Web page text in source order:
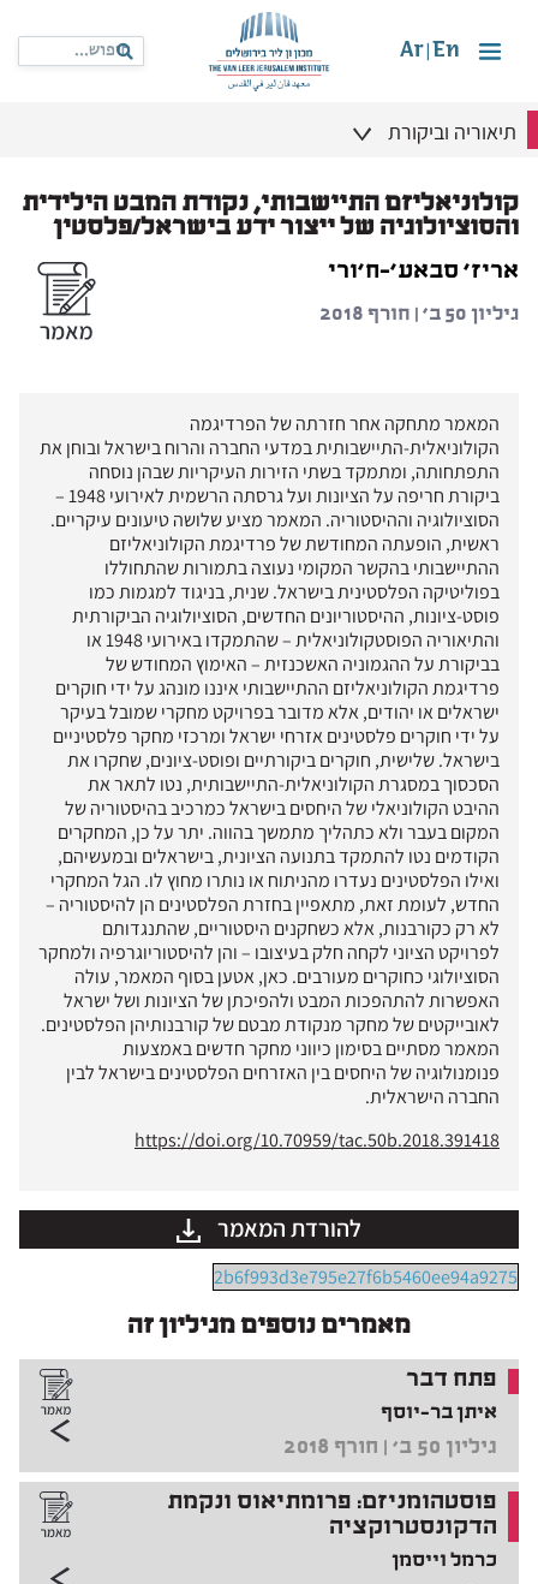
En
Ar
תיאוריה וביקורת
קולוניאליזם התיישבותי, נקודת המבט הילידית
והסוציולוגיה של ייצור ידע בישראל/פלסטין
אריז' סבאע'-ח'ורי
גיליון 50 ב' | חורף 2018
המאמר מתחקה אחר חזרתה של הפרדיגמה
הקולוניאלית-התיישבותית במדעי החברה והרוח בישראל ובוחן את
התפתחותה, ומתמקד בשתי הזירות העיקריות שבהן נוסחה
ביקורת חריפה על הציונות ועל גרסתה הרשמית לאירועי 1948 –
הסוציולוגיה וההיסטוריה. המאמר מציע שלושה טיעונים עיקריים.
ראשית, הופעתה המחודשת של פרדיגמת הקולוניאליזם
ההתיישבותי בהקשר המקומי נעוצה בתמורות שהתחוללו
בפוליטיקה הפלסטינית בישראל. שנית, בניגוד למגמות כמו
פוסט-ציונות, ההיסטוריונים החדשים, הסוציולוגיה הביקורתית
והתיאוריה הפוסטקולוניאלית – שהתמקדו באירועי 1948 או
בביקורת על ההגמוניה האשכנזית – האימוץ המחודש של
פרדיגמת הקולוניאליזם ההתיישבותי איננו מונהג על ידי חוקרים
ישראלים או יהודים, אלא מדובר בפרויקט מחקרי שמובל בעיקר
על ידי חוקרים פלסטינים אזרחי ישראל ומרכזי מחקר פלסטיניים
בישראל. שלישית, חוקרים ביקורתיים ופוסט-ציונים, שחקרו את
הסכסוך במסגרת הקולוניאלית-התיישבותית, נטו לתאר את
ההיבט הקולוניאלי של היחסים בישראל כמרכיב בהיסטוריה של
המקום בעבר ולא כתהליך מתמשך בהווה. יתר על כן, המחקרים
הקודמים נטו להתמקד בתנועה הציונית, בישראלים ובמעשיהם,
ואילו הפלסטינים נעדרו מהניתוח או נותרו מחוץ לו. הגל המחקרי
החדש, לעומת זאת, מתאפיין בחזרת הפלסטינים הן להיסטוריה –
לא רק כקורבנות, אלא כשחקנים היסטוריים, שהתנגדותם
לפרויקט הציוני לקחה חלק בעיצובו – והן להיסטוריוגרפיה ולמחקר
הסוציולוגי כחוקרים מעורבים. כאן, אטען בסוף המאמר, עולה
האפשרות להתהפכות המבט ולהפיכתן של הציונות ושל ישראל
לאובייקטים של מחקר מנקודת מבטם של קורבנותיהן הפלסטינים.
המאמר מסתיים בסימון כיווני מחקר חדשים באמצעות
פנומנולוגיה של היחסים בין האזרחים הפלסטינים בישראל לבין
החברה הישראלית.
https://doi.org/10.70959/tac.50b.2018.391418
להורדת המאמר
2b6f993d3e795e27f6b5460ee94a9275
מאמרים נוספים מגיליון זה
פתח דבר
איתן בר-יוסף
גיליון 50 ב' | חורף 2018
פוסטהומניזם: פרומתיאוס ונקמת
הדקונסטרוקציה
כרמל וייסמן